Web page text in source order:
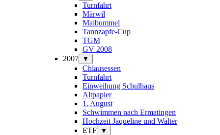
Turnfahrt
Märwil
Maibummel
Tannzapfe-Cup
TGM
GV 2008
2007
▼
Chlausessen
Turnfahrt
Einweihung Schulhaus
Altpapier
1. August
Schwimmen nach Ermatingen
Hochzeit Jaqueline und Walter
ETF
▼